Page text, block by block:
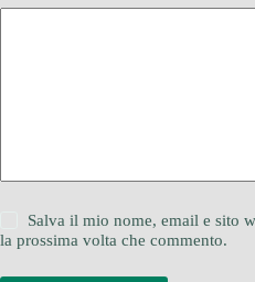
Salva il mio nome, email e sito
la prossima volta che commento.